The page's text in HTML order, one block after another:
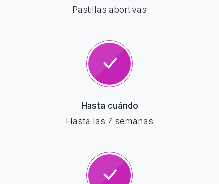
Pastillas abortivas
Hasta cuándo
Hasta las 7 semanas